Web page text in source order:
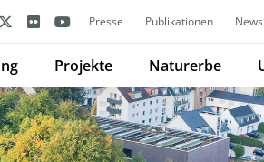
Presse Publikationen
Projekte Naturerbe